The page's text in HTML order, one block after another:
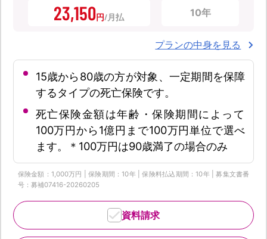
23,150円 10年
プランの中身を見る
15歳から80歳の方が対象、一定期間を保障
するタイプの死亡保険です。
死亡保険金額は年齢・保険期間によって
100万円から1億円まで100万円単位で選べ
ます。＊100万円は90歳満了の場合のみ
保険金額：1,000万円 | 保険期間：10年 | 保険料払込期間：10年 | 募集文書番
号：募補07416-20260205
資料請求